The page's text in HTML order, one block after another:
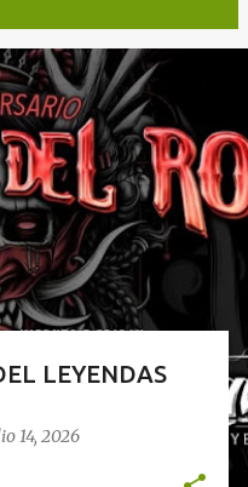
LEYENDAS
14, 2026